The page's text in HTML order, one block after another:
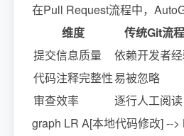
在Pull Request流程中，
维度
传统Git流程
提交信息质量
依赖开发者
代码注释完整性易被忽略
审查效率
逐行人工阅读
graph LR A[本地代码修改] --